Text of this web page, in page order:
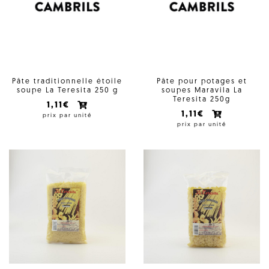
Pâte traditionnelle étoile
soupe La Teresita 250 g
1,11€
prix par unité
Pâte pour potages et
soupes Maravila La
Teresita 250g
1,11€
prix par unité